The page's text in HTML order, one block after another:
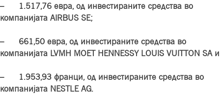
– 1.517,76 евра, од инвестираните средства во
компанијата AIRBUS SE;
– 661,50 евра, од инвестираните средства во
компанијата LVMH MOET HENNESSY LOUIS VUITTON SA и
– 1.953,93 франци, од инвестираните средства во
компанијата NESTLE AG.